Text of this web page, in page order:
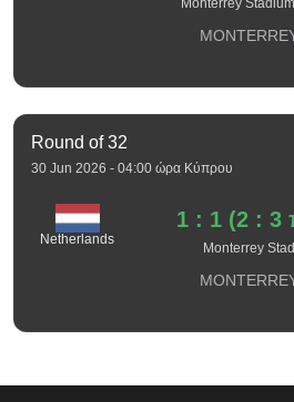
Round of 32
30 Jun 2026 - 04:00 ώρα Κύπρου
Netherlands
1 : 1 (2 : 3
Monterrey